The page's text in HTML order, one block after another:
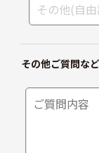
その他ご質問など